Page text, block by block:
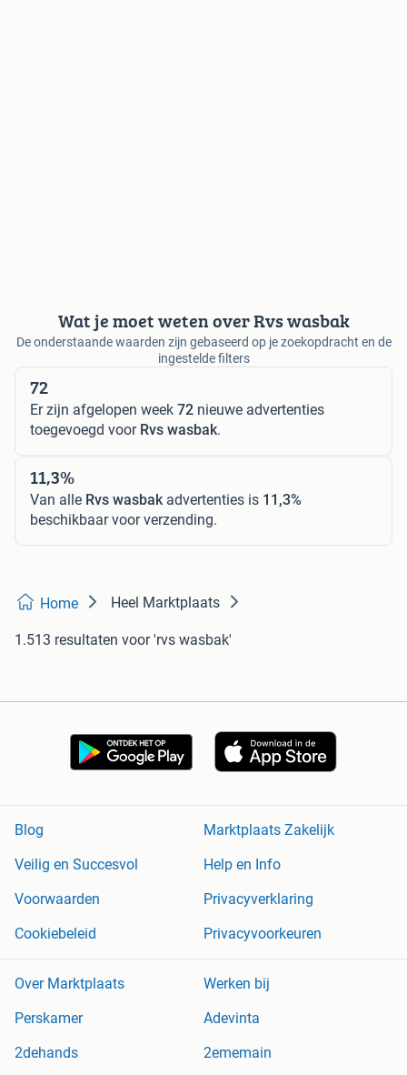
Wat je moet weten over Rvs wasbak
De onderstaande waarden zijn gebaseerd op je zoekopdracht en de
ingestelde filters
72
Er zijn afgelopen week 72 nieuwe advertenties
toegevoegd voor Rvs wasbak.
11,3%
Van alle Rvs wasbakadvertenties is 11,3%
beschikbaar voor verzending.
Home Heel Marktplaats
1.513 resultaten voor 'rvs wasbak'
Blog
Marktplaats Zakelijk
Veilig en Succesvol
Help en Info
Voorwaarden
Privacyverklaring
Cookiebeleid
Privacyvoorkeuren
Over Marktplaats
Werken bij
Perskamer
Adevinta
2dehands
2ememain